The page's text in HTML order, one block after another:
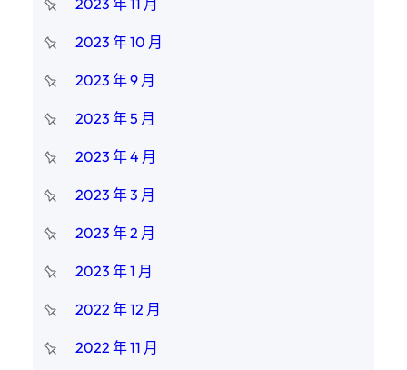
2023 年 11 月
2023 年 10 月
2023 年 9 月
2023 年 5 月
2023 年 4 月
2023 年 3 月
2023 年 2 月
2023 年 1 月
2022 年 12 月
2022 年 11 月